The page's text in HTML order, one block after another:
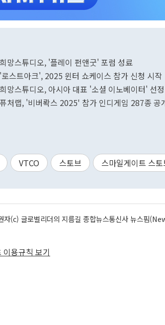
망스튜디오, '플레이 펀앤굿' 포럼 성료
스트아크', 2025 윈터 쇼케이스 참가 신청 시작
망스튜디오, 아시아 대표 '소셜 이노베이터' 선정
처랩, '비버롹스 2025' 참가 인디게임 287종 공
VTCO 스토브 스마일게이트 스토
자(c) 글로벌리더의 지름길 종합뉴스통신사 뉴스핌
이용규칙 보기